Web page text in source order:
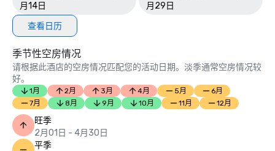
月14日
月29日
查看日历
季节性空房情况
请根据此酒店的空房情况匹配您的活动日期。淡季通常空房情况较
好。
1月 2月 3月 4月 5月
6月
7月
8月 9月 10月 11月 12月
旺季
2月01日 - 4月30日
平季